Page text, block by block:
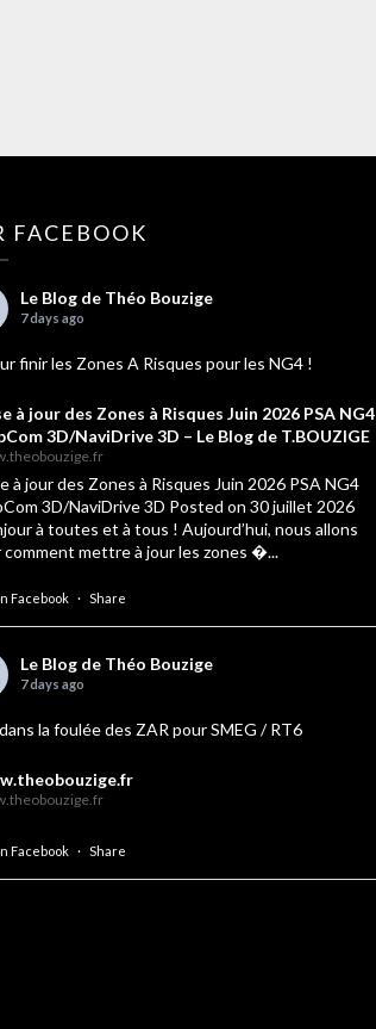
FACEBOOK
Le Blog de Théo Bouzige
7 days ago
finir les Zones A Risques pour les NG4 !
à jour des Zones à Risques Juin 2026 PSA NG4
3D/NaviDrive 3D – Le Blog de T.BOUZIGE
à jour des Zones à Risques Juin 2026 PSA NG4
3D/NaviDrive 3D Posted on 30 juillet 2026
à toutes et à tous ! Aujourd’hui, nous allons
comment mettre à jour les zones �...
Facebook · Share
Le Blog de Théo Bouzige
7 days ago
la foulée des ZAR pour SMEG / RT6
Facebook · Share